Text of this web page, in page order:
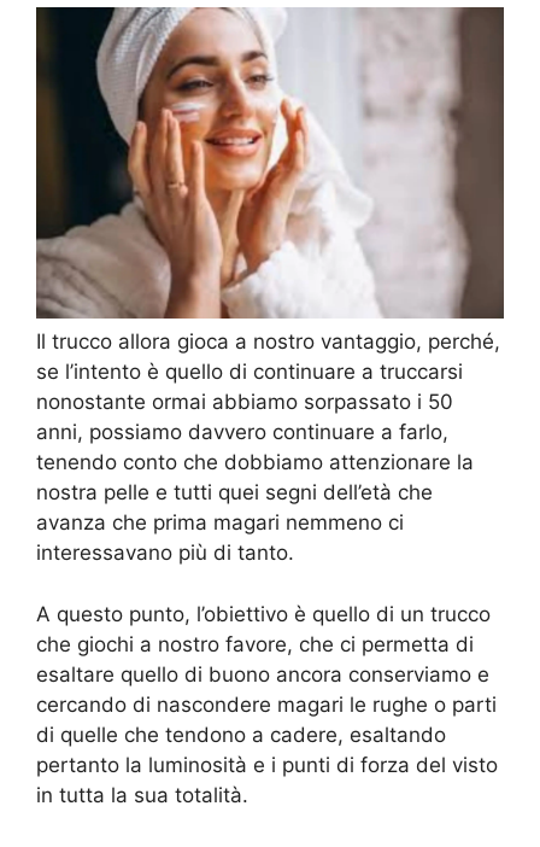
Il trucco allora gioca a nostro vantaggio, perché,
se l’intento è quello di continuare a truccarsi
nonostante ormai abbiamo sorpassato i 50
anni, possiamo davvero continuare a farlo,
tenendo conto che dobbiamo attenzionare la
nostra pelle e tutti quei segni dell’età che
avanza che prima magari nemmeno ci
interessavano più di tanto.
A questo punto, l’obiettivo è quello di un trucco
che giochi a nostro favore, che ci permetta di
esaltare quello di buono ancora conserviamo e
cercando di nascondere magari le rughe o parti
di quelle che tendono a cadere, esaltando
pertanto la luminosità e i punti di forza del visto
in tutta la sua totalità.